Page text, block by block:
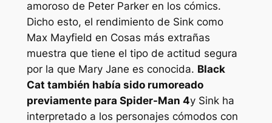
amoroso de Peter Parker en los cómics.
Dicho esto, el rendimiento de Sink como
Max Mayfield en Cosas más extrañas
muestra que tiene el tipo de actitud segura
por la que Mary Jane es conocida. Black
Cat también había sido rumoreado
previamente para Spider-Man 4y Sink ha
interpretado a los personajes cómodos con